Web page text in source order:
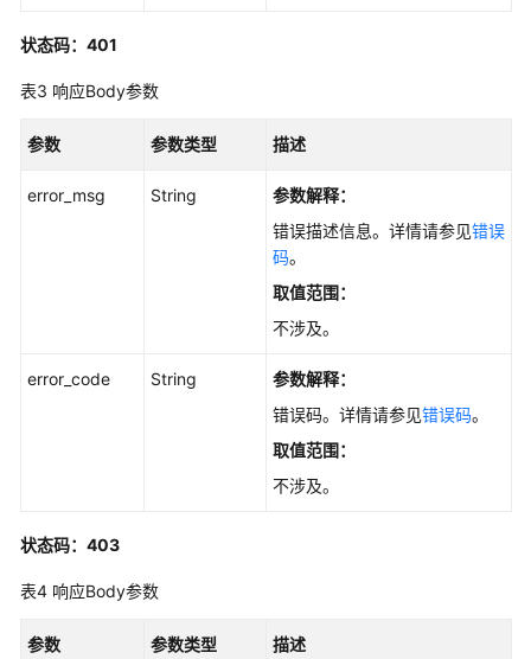
插
详
ShowExtensionEvaluation
询
件
状态码：401
表3 响应Body参数
参数 参数类型 描述
error_msg String
参数解释：
错误描述信息。详情请参见错误
码。
取值范围：
不涉及。
error_code String
参数解释：
错误码。详情请参见错误码。
取值范围：
不涉及。
状态码：403
表4 响应Body参数
参数 参数类型 描述